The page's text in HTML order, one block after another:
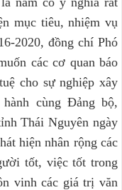
mục tiêu, nhiệm vụ
2020, đồng chí Phó
các cơ quan báo
cho sự nghiệp xây
cùng Đảng bộ,
Thái Nguyên ngày
hiện nhân rộng các
tốt, việc tốt trong
vinh các giá trị văn